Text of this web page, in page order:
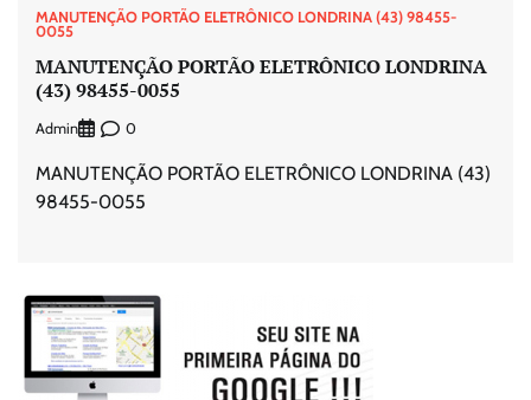
MANUTENÇÃO PORTÃO ELETRÔNICO LONDRINA (43) 98455-
0055
MANUTENÇÃO PORTÃO ELETRÔNICO LONDRINA
(43) 98455-0055
Admin 0
MANUTENÇÃO PORTÃO ELETRÔNICO LONDRINA (43)
98455-0055